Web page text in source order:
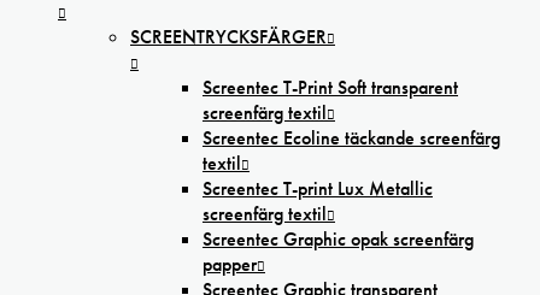
SCREENTRYCKSFÄRGER
Screentec T-Print Soft transparent
screenfärg textil
Screentec Ecoline täckande screenfärg
textil
Screentec T-print Lux Metallic
screenfärg textil
Screentec Graphic opak screenfärg
papper
Screentec Graphic transparent